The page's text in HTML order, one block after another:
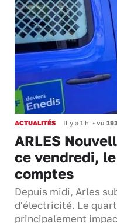
ACTUALITÉS Il y a 1 h • vu
ARLES
ce vendredi,
comptes
Depuis midi, Arles
d'électricité. Le
principalement